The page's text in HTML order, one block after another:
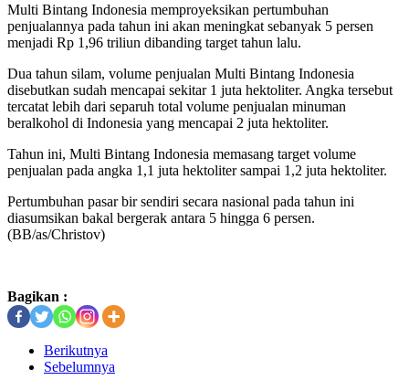
Multi Bintang Indonesia memproyeksikan pertumbuhan
penjualannya pada tahun ini akan meningkat sebanyak 5 persen
menjadi Rp 1,96 triliun dibanding target tahun lalu.
Dua tahun silam, volume penjualan Multi Bintang Indonesia
disebutkan sudah mencapai sekitar 1 juta hektoliter. Angka tersebut
tercatat lebih dari separuh total volume penjualan minuman
beralkohol di Indonesia yang mencapai 2 juta hektoliter.
Tahun ini, Multi Bintang Indonesia memasang target volume
penjualan pada angka 1,1 juta hektoliter sampai 1,2 juta hektoliter.
Pertumbuhan pasar bir sendiri secara nasional pada tahun ini
diasumsikan bakal bergerak antara 5 hingga 6 persen.
(BB/as/Christov)
Bagikan :
Berikutnya
Sebelumnya